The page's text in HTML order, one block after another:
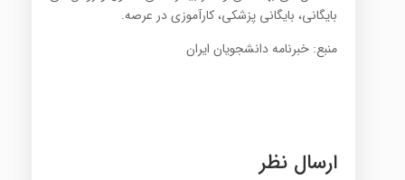
بایگانی‌، بایگانی‌ پزشکی‌، کارآموزی‌ در عرصه‌.
منبع: خبرنامه دانشجویان ایران
ارسال نظر